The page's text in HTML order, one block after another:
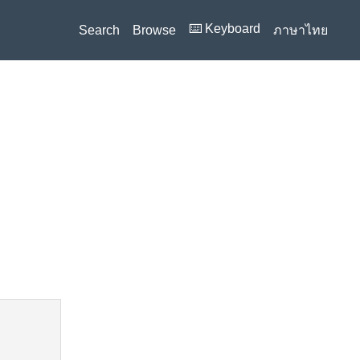
Search Browse ⌨️ Keyboard ภาษาไทย